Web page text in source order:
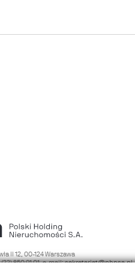
II 12, 00-124 Warszawa